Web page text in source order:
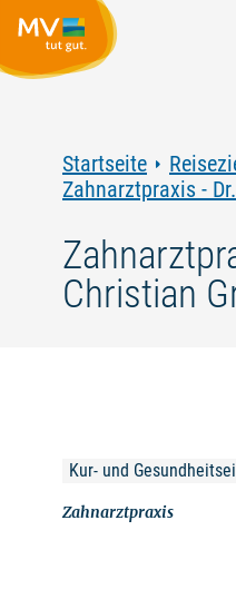
Startseite
Zahnarztpraxis -
Christian
Kur- und
Zahnarztpraxis